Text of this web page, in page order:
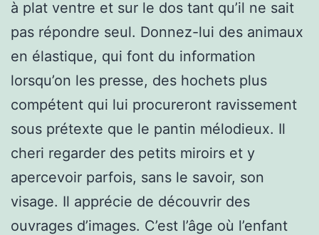
à plat ventre et sur le dos tant qu’il ne sait
pas répondre seul. Donnez-lui des animaux
en élastique, qui font du information
lorsqu’on les presse, des hochets plus
compétent qui lui procureront ravissement
sous prétexte que le pantin mélodieux. Il
cheri regarder des petits miroirs et y
apercevoir parfois, sans le savoir, son
visage. Il apprécie de découvrir des
ouvrages d’images. C’est l’âge où l’enfant